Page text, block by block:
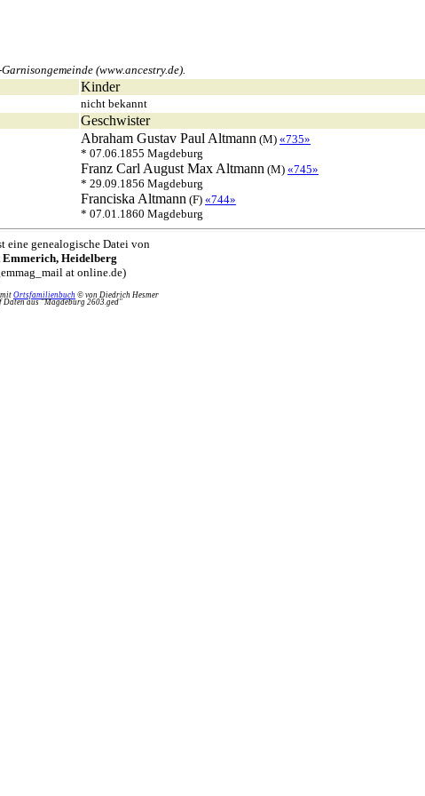
(www.ancestry.de).
Kinder
nicht bekannt
Geschwister
Abraham Gustav Paul Altmann (M) «735»
* 07.06.1855 Magdeburg
Franz Carl August Max Altmann (M) «745»
* 29.09.1856 Magdeburg
Franciska Altmann (F) «744»
* 07.01.1860 Magdeburg
eine genealogische Datei von
Heidelberg
at online.de)
Ortsfamilienbuch © von Diedrich Hesmer
Daten aus "Magdeburg 2603.ged"